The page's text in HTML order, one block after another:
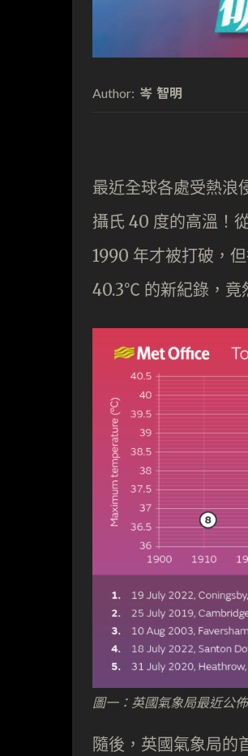
Author: 岑 智明
最近全球各處受熱浪
攝氏 40 度的高溫！
1990 年才被打破，
40.3℃ 的新紀錄，竟
圖一：英國氣象局最近公
隨後，英國氣象局